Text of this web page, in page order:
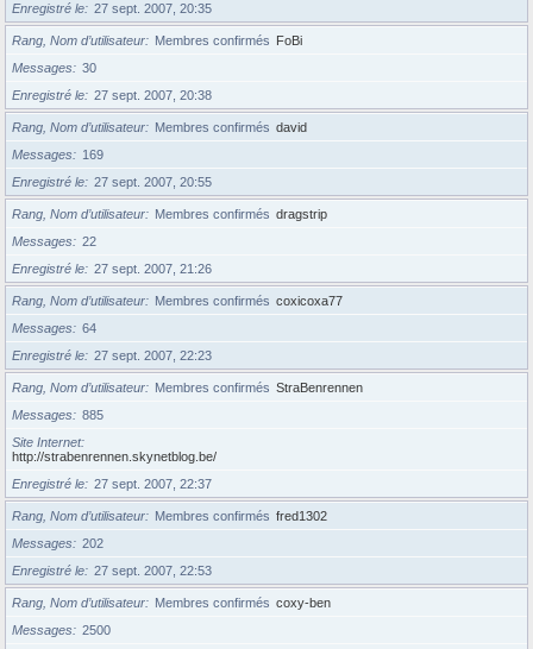
Enregistré le
27 sept. 2007, 20:35
Rang, Nom d’utilisateur Membres confirmés FoBi
Messages
30
Enregistré le
27 sept. 2007, 20:38
Rang, Nom d’utilisateur Membres confirmés david
Messages
169
Enregistré le
27 sept. 2007, 20:55
Rang, Nom d’utilisateur Membres confirmés dragstrip
Messages
22
Enregistré le
27 sept. 2007, 21:26
Rang, Nom d’utilisateur Membres confirmés coxicoxa77
Messages
64
Enregistré le
27 sept. 2007, 22:23
Rang, Nom d’utilisateur Membres confirmés StraBenrennen
Messages
885
Site Internet
http://strabenrennen.skynetblog.be/
Enregistré le
27 sept. 2007, 22:37
Rang, Nom d’utilisateur Membres confirmés fred1302
Messages
202
Enregistré le
27 sept. 2007, 22:53
Rang, Nom d’utilisateur Membres confirmés coxy-ben
Messages
2500